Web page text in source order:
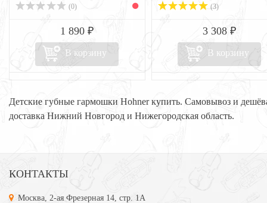
(0)
1 890 ₽
В корзину
(3)
3 308 ₽
В корзину
Детские губные гармошки Hohner купить. Самовывоз и
доставка Нижний Новгород и Нижегородская область.
КОНТАКТЫ
Москва, 2-ая Фрезерная 14, стр. 1А